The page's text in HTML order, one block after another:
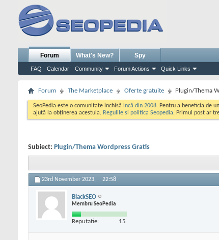
Forum
FAQ Calendar Community Forum Actions Quick Links
What's New? Spy
Forum The Marketplace Oferte gratuite Plugin/Thema
SeoPedia este o comunitate inchisă incă din 2008. Pentru a beneficia de
ajută la obținerea acestuia. Regulile si politica Seopedia. Primul post ar
Subiect: Plugin/Thema Wordpress Gratis
23rd November 2023, 22:58
BlackSEO
Membru SeoPedia
Reputatie: 15